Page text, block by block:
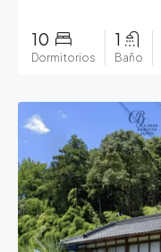
10
Dormitorios
1
Baño